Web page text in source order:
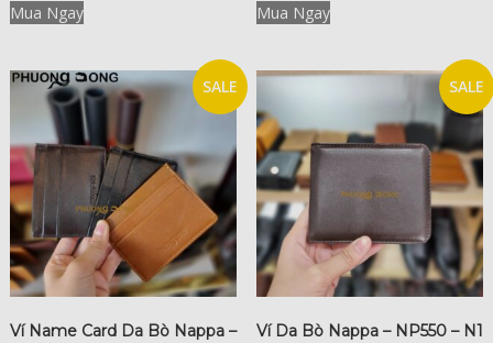
Mua Ngay Mua Ngay
SALE
Ví Name Card Da Bò Nappa –
SALE
Ví Da Bò Nappa – NP550 – N1